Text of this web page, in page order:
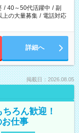
/ 40～50代活躍中 / 副
上の大量募集 / 電話対応
詳細へ
掲載日：2026.08.05
ろん歓迎！
仕事